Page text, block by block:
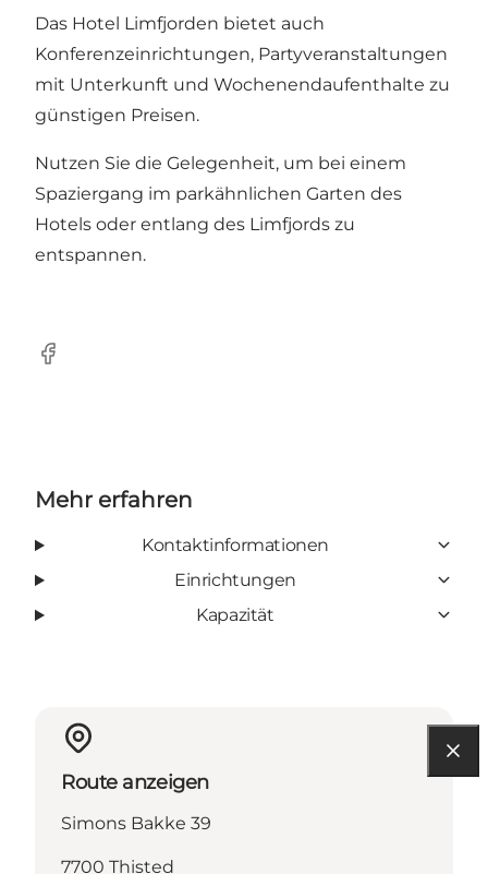
Das Hotel Limfjorden bietet auch
Konferenzeinrichtungen, Partyveranstaltungen
mit Unterkunft und Wochenendaufenthalte zu
günstigen Preisen.
Nutzen Sie die Gelegenheit, um bei einem
Spaziergang im parkähnlichen Garten des
Hotels oder entlang des Limfjords zu
entspannen.
Facebook
Mehr erfahren
Kontaktinformationen
Einrichtungen
Kapazität
Route anzeigen
Simons Bakke 39
7700 Thisted